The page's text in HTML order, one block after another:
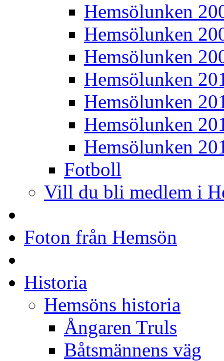
Hemsölunken
Hemsölunken
Hemsölunken
Hemsölunken
Hemsölunken
Hemsölunken
Hemsölunken
Fotboll
Vill du bli medlem i
Foton från Hemsön
Historia
Hemsöns historia
Ångaren Truls
Båtsmännens väg